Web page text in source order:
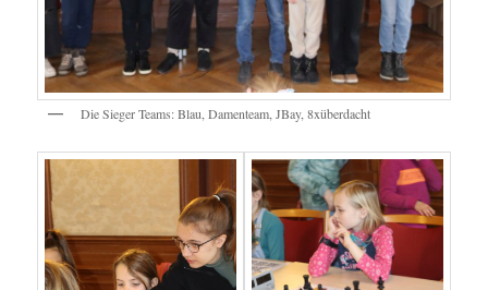
Die Sieger Teams: Blau, Damenteam, JBay, 8xüberdacht